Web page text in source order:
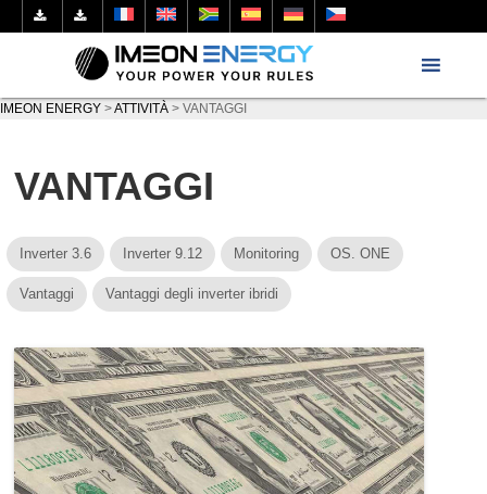
IMEON ENERGY >ATTIVITÀ > VANTAGGI
VANTAGGI
Inverter 3.6 Inverter 9.12 Monitoring OS. ONE
Vantaggi Vantaggi degli inverter ibridi